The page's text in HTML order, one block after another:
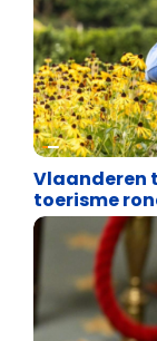
Vlaanderen
toerisme